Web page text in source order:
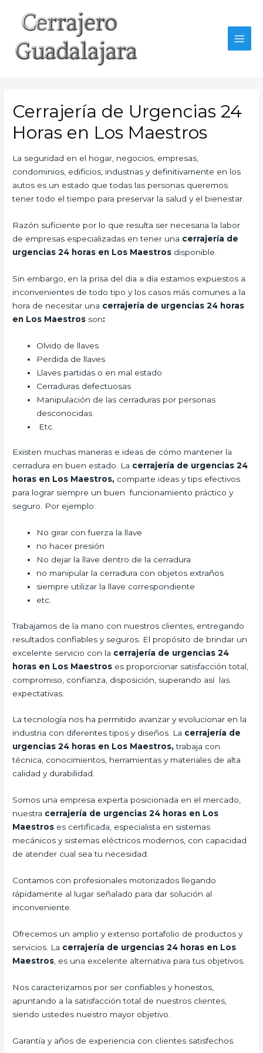
contenido
Cerrajería de Urgencias 24
Horas en Los Maestros
La seguridad en el hogar, negocios, empresas,
condominios, edificios, industrias y definitivamente en los
autos es un estado que todas las personas queremos
tener todo el tiempo para preservar la salud y el bienestar.
Razón suficiente por lo que resulta ser necesaria la labor
de empresas especializadas en tener una cerrajería de
urgencias 24 horas en Los Maestros disponible.
Sin embargo, en la prisa del día a día estamos expuestos a
inconvenientes de todo tipo y los casos más comunes a la
hora de necesitar una cerrajería de urgencias 24 horas
en Los Maestros son:
Olvido de llaves
Perdida de llaves
Llaves partidas o en mal estado
Cerraduras defectuosas
Manipulación de las cerraduras por personas
desconocidas
Etc.
Existen muchas maneras e ideas de cómo mantener la
cerradura en buen estado. La cerrajería de urgencias 24
horas en Los Maestros, comparte ideas y tips efectivos
para lograr siempre un buen funcionamiento práctico y
seguro. Por ejemplo:
No girar con fuerza la llave
no hacer presión
No dejar la llave dentro de la cerradura
no manipular la cerradura con objetos extraños
siempre utilizar la llave correspondiente
etc.
Trabajamos de la mano con nuestros clientes, entregando
resultados confiables y seguros. El propósito de brindar un
excelente servicio con la cerrajería de urgencias 24
horas en Los Maestros es proporcionar satisfacción total,
compromiso, confianza, disposición, superando así las
expectativas.
La tecnología nos ha permitido avanzar y evolucionar en la
industria con diferentes tipos y diseños. La cerrajería de
urgencias 24 horas en Los Maestros,trabaja con
técnica, conocimientos, herramientas y materiales de alta
calidad y durabilidad.
Somos una empresa experta posicionada en el mercado,
nuestra cerrajería de urgencias 24 horas en Los
Maestros es certificada, especialista en sistemas
mecánicos y sistemas eléctricos modernos, con capacidad
de atender cual sea tu necesidad.
Contamos con profesionales motorizados llegando
rápidamente al lugar señalado para dar solución al
inconveniente.
Ofrecemos un amplio y extenso portafolio de productos y
servicios. La cerrajería de urgencias 24 horas en Los
Maestros , es una excelente alternativa para tus objetivos.
Nos caracterizamos por ser confiables y honestos,
apuntando a la satisfacción total de nuestros clientes,
siendo ustedes nuestro mayor objetivo.
Garantía y años de experiencia con clientes satisfechos.